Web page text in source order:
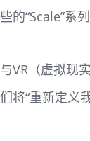
些的“Scale”系
与VR（虚拟现
们将“重新定义